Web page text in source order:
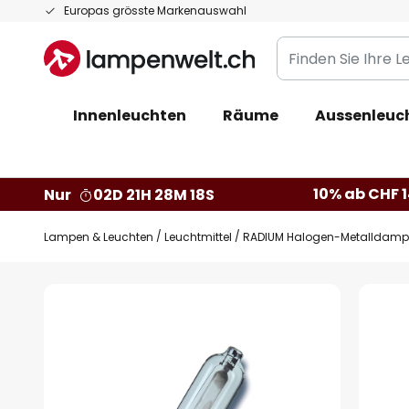
Europas grösste Markenauswahl
Zum
springen
Finden
Sie
Leuchte...
Innenleuchten Räume
Nur
02D 21H 28M 18S 10% ab CHF
Lampen & Leuchten Leuchtmittel RADIUM Halogen-